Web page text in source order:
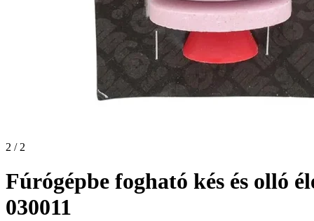
2 / 2
Fúrógépbe fogható kés és olló
030011